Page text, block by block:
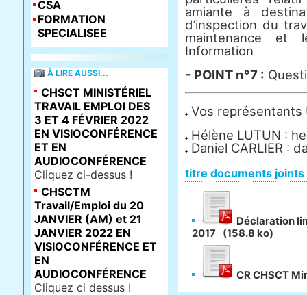
amiante à
d’inspection du
maintenance et
Information
- POINT n°7 :
Vos représentants
Hélène LUTUN :
Daniel CARLIER :
titre documents joints
Déclaration
2017
(158.8 ko)
CR CHSCT
CSA
FORMATION
SPECIALISEE
À LIRE AUSSI...
CHSCT MINISTÉRIEL
TRAVAIL EMPLOI DES
3 ET 4 FÉVRIER 2022
EN VISIOCONFÉRENCE
ET EN
AUDIOCONFÉRENCE
Cliquez ci-dessus !
CHSCTM
Travail/Emploi du 20
JANVIER (AM) et 21
JANVIER 2022 EN
VISIOCONFÉRENCE ET
EN
AUDIOCONFÉRENCE
Cliquez ci dessus !